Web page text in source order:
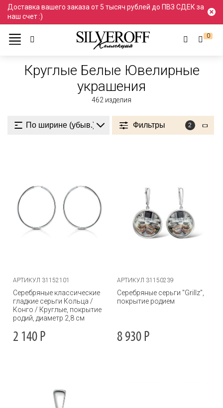
Доставка вашего заказа от 5 тысяч рублей до ПВЗ СДЕК за
наш счет :)
0
Ювелирные украшения
Круглые Белые
Круглые Белые Ювелирные
украшения
462 изделия
Фильтры 2
АРТИКУЛ 31152101
Серебряные классические
гладкие серьги Кольца /
Конго / Круглые, покрытие
родий, диаметр 2,8 см
2 140 Р
АРТИКУЛ 31150239
Серебряные серьги "Grillz",
покрытие родием
8 930 Р